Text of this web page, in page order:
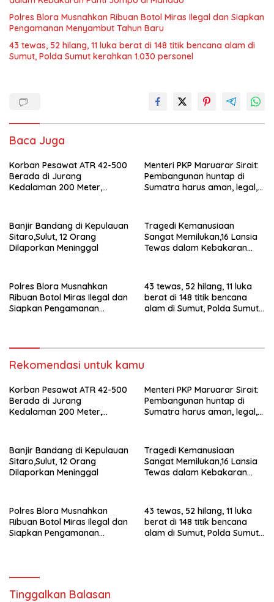
Polres Blora Musnahkan Ribuan Botol Miras Ilegal dan Siapkan
Pengamanan Menyambut Tahun Baru
43 tewas, 52 hilang, 11 luka berat di 148 titik bencana alam di
Sumut, Polda Sumut kerahkan 1.030 personel
Baca Juga
Korban Pesawat ATR 42-500
Berada di Jurang
Kedalaman 200 Meter,
Menteri PKP Maruarar Sirait:
Pembangunan huntap di
Sumatra harus aman, legal,
Banjir Bandang di Kepulauan
Sitaro,Sulut, 12 Orang
Dilaporkan Meninggal
Tragedi Kemanusiaan
Sangat Memilukan,16 Lansia
Tewas dalam Kebakaran
Polres Blora Musnahkan
Ribuan Botol Miras Ilegal dan
Siapkan Pengamanan
43 tewas, 52 hilang, 11 luka
berat di 148 titik bencana
alam di Sumut, Polda Sumut
Rekomendasi untuk kamu
Korban Pesawat ATR 42-500
Berada di Jurang
Kedalaman 200 Meter,
Menteri PKP Maruarar Sirait:
Pembangunan huntap di
Sumatra harus aman, legal,
Banjir Bandang di Kepulauan
Sitaro,Sulut, 12 Orang
Dilaporkan Meninggal
Tragedi Kemanusiaan
Sangat Memilukan,16 Lansia
Tewas dalam Kebakaran
Polres Blora Musnahkan
Ribuan Botol Miras Ilegal dan
Siapkan Pengamanan
43 tewas, 52 hilang, 11 luka
berat di 148 titik bencana
alam di Sumut, Polda Sumut
Tinggalkan Balasan